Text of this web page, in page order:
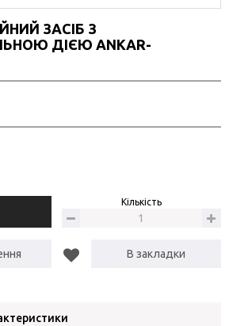
ЗАСІБ З
ДІЄЮ ANKAR-
Кількість
В закладки